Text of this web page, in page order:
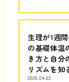
生理が1週
の基礎体温
き方と自分
リズムを知
2026.04.02